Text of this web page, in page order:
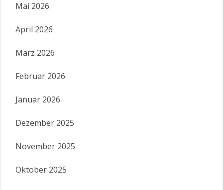
Mai 2026
April 2026
März 2026
Februar 2026
Januar 2026
Dezember 2025
November 2025
Oktober 2025